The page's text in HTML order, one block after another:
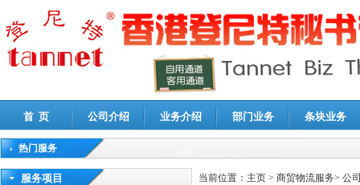
首 页 公司介绍 业务介绍 部门业务 条块业务
热门服务
高新技术企业认定审计|企业所得税汇算清缴申报鉴证
服务项目 当前位置： 主页 > 商贸物流服务> 公